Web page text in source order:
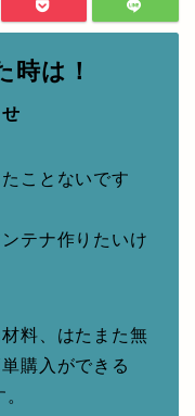
時は！
ことないです
テナ作りたいけ
料、はたまた無
購入ができる